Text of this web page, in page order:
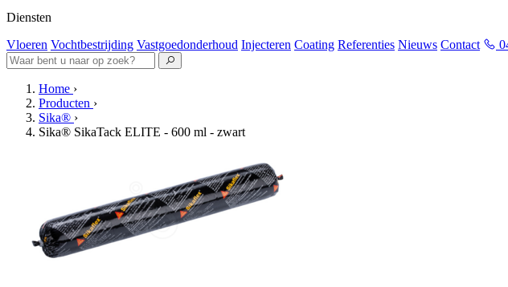
Diensten
Vloeren Vochtbestrijding Vastgoedonderhoud Injecteren Coating Referenties Nieuws Contact
Home ›
Producten ›
Sika® ›
Sika® SikaTack ELITE - 600 ml - zwart